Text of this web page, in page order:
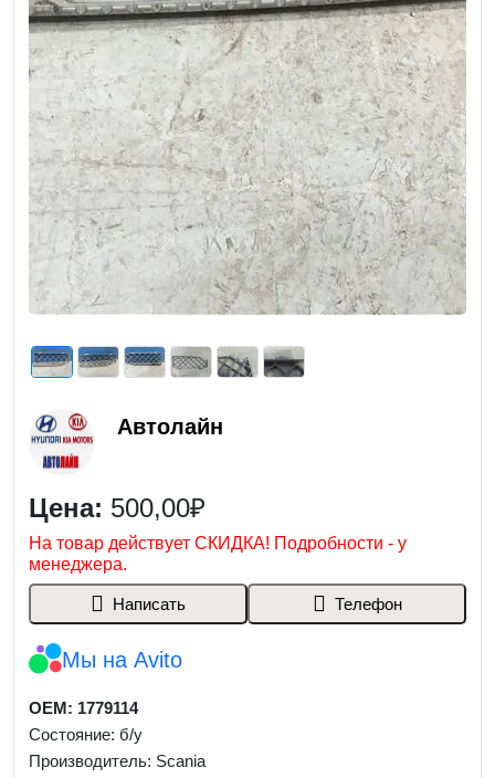
Автолайн
Цена: 500,00₽
На товар действует СКИДКА! Подробности - у
менеджера.
Написать Телефон
Мы на Avito
OEM: 1779114
Состояние: б/у
Производитель: Scania